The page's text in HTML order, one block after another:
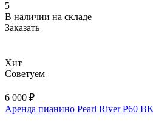
5
В наличии на складе
Заказать
Хит
Советуем
6 000 ₽
Аренда пианино Pearl River P60 BK